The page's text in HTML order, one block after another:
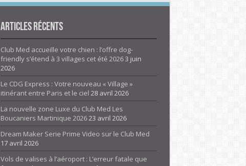
Articles Récents
Club Med accueille votre chien : l’offre dog-
friendly s’étend à 3 villages cet été 20263 juin
2026
Le CDG Express : Votre nouveau « Village »
itinérant entre Paris et le ciel 28 avril 2026
La nouvelle zone Luxe du Club Med Les
Boucaniers Martinique 202623 avril 2026
Dream Maker Serie Prime Video sur le Club Med
17 avril 2026
Vols de valises à l’aéroport : L’erreur fatale que